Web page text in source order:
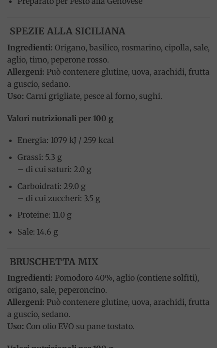
SPEZIE ALLA SICILIANA
Ingredienti: Origano, basilico, rosmarino, cipolla, sale,
aglio, timo, peperone rosso.
Allergeni: Può contenere glutine, uova, arachidi, frutta
a guscio, sedano.
Uso: Carni grigliate, pesce al forno, sughi.
Valori nutrizionali per 100 g
Energia: 1079 kJ / 259 kcal
Grassi: 5.3 g
– di cui saturi: 2.0 g
Carboidrati: 29.0 g
– di cui zuccheri: 3.5 g
Proteine: 11.0 g
Sale: 14.6 g
BRUSCHETTA MIX
Ingredienti: Pomodoro 40%, aglio (contiene solfiti),
origano, sale, peperoncino.
Allergeni: Può contenere glutine, uova, arachidi, frutta
a guscio, sedano.
Uso: Con olio EVO su pane tostato.